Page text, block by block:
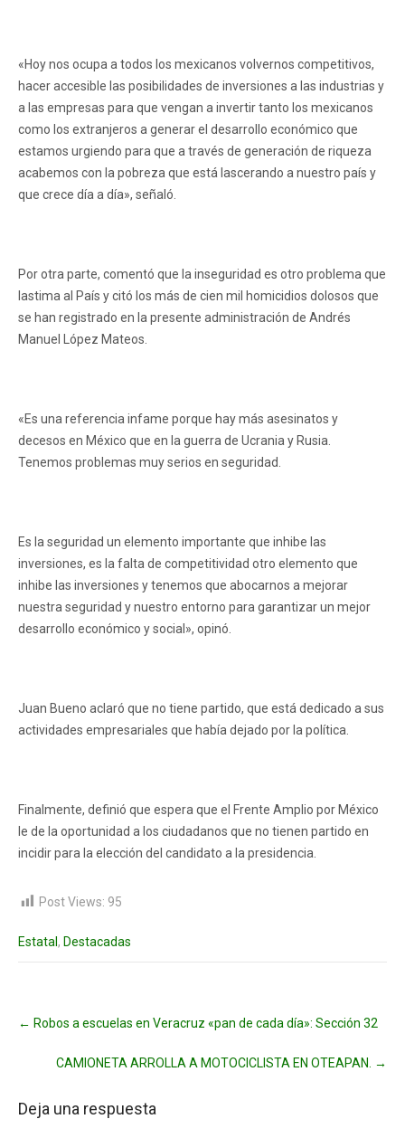
«Hoy nos ocupa a todos los mexicanos volvernos competitivos,
hacer accesible las posibilidades de inversiones a las industrias y
a las empresas para que vengan a invertir tanto los mexicanos
como los extranjeros a generar el desarrollo económico que
estamos urgiendo para que a través de generación de riqueza
acabemos con la pobreza que está lascerando a nuestro país y
que crece día a día», señaló.
Por otra parte, comentó que la inseguridad es otro problema que
lastima al País y citó los más de cien mil homicidios dolosos que
se han registrado en la presente administración de Andrés
Manuel López Mateos.
«Es una referencia infame porque hay más asesinatos y
decesos en México que en la guerra de Ucrania y Rusia.
Tenemos problemas muy serios en seguridad.
Es la seguridad un elemento importante que inhibe las
inversiones, es la falta de competitividad otro elemento que
inhibe las inversiones y tenemos que abocarnos a mejorar
nuestra seguridad y nuestro entorno para garantizar un mejor
desarrollo económico y social», opinó.
Juan Bueno aclaró que no tiene partido, que está dedicado a sus
actividades empresariales que había dejado por la política.
Finalmente, definió que espera que el Frente Amplio por México
le de la oportunidad a los ciudadanos que no tienen partido en
incidir para la elección del candidato a la presidencia.
Post Views: 95
Estatal , Destacadas
navigation
← Robos a escuelas en Veracruz «pan de cada día»: Sección 32
CAMIONETA ARROLLA A MOTOCICLISTA EN OTEAPAN. →
Deja una respuesta